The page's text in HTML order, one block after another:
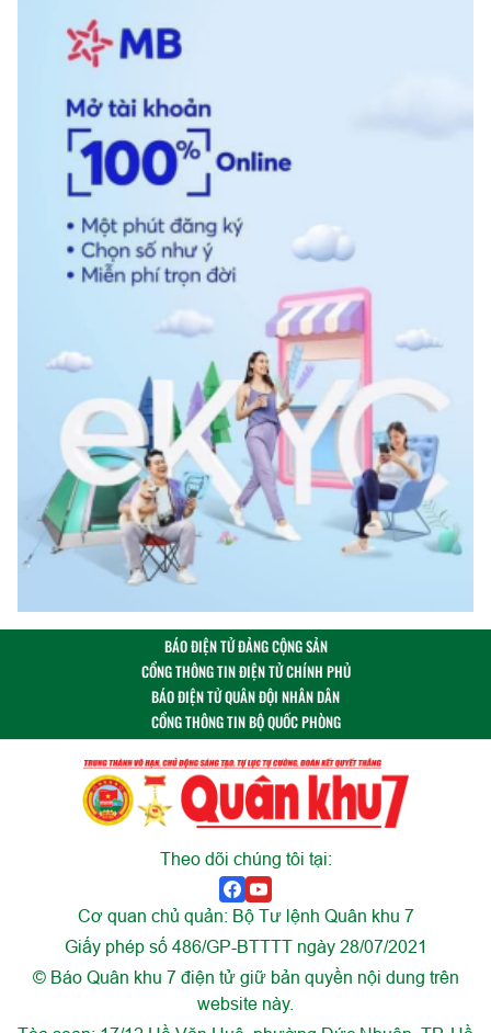
BÁO ĐIỆN TỬ ĐẢNG CỘNG SẢN
CỔNG THÔNG TIN ĐIỆN TỬ CHÍNH PHỦ
BÁO ĐIỆN TỬ QUÂN ĐỘI NHÂN DÂN
CỔNG THÔNG TIN BỘ QUỐC PHÒNG
Theo dõi chúng tôi tại:
Cơ quan chủ quản: Bộ Tư lệnh Quân khu 7
Giấy phép số 486/GP-BTTTT ngày 28/07/2021
© Báo Quân khu 7 điện tử giữ bản quyền nội dung trên
website này.